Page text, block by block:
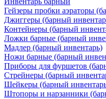
Гейзеры пробки аэраторы
Джиггеры (барный
Контейнеры (барный
Ложки барные (барный
Мадлер (барный инвентарь)
Ножи барные (барный
Приборы для фуршетов
Стрейнеры (барный
Шейкеры (барный
Штопоры и нарзанники